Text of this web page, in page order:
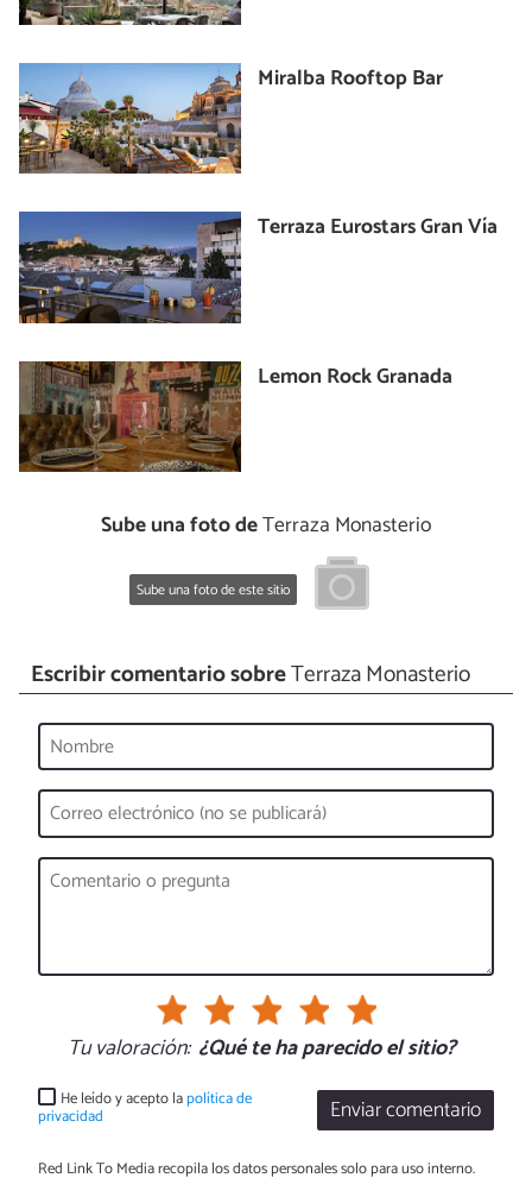
Miralba Rooftop Bar
Terraza Eurostars Gran Vía
Lemon Rock Granada
Sube una foto deTerraza Monasterio
Sube una foto de este sitio
Escribir comentario sobreTerraza Monasterio
Tu valoración: ¿Qué te ha parecido el sitio?
Enviar comentario
He leído y acepto lapolítica de
privacidad
Red Link To Media recopila los datos personales solo para uso interno.